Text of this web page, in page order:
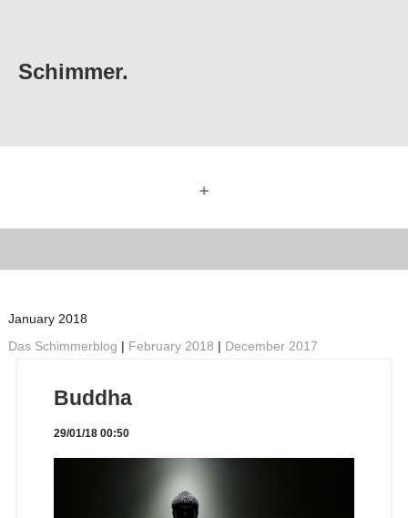
Schimmer.
+
January 2018
Das Schimmerblog | February 2018 | December 2017
Buddha
29/01/18 00:50